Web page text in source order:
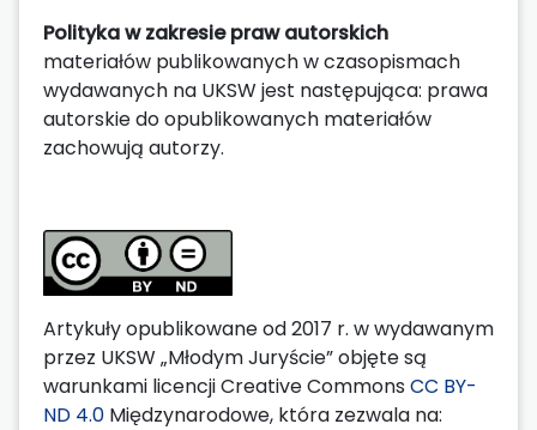
Polityka w zakresie praw autorskich
materiałów publikowanych w czasopismach
wydawanych na UKSW jest następująca: prawa
autorskie do opublikowanych materiałów
zachowują autorzy.
Artykuły opublikowane od 2017 r. w wydawanym
przez UKSW „Młodym Juryście” objęte są
warunkami licencji Creative Commons CC BY-
ND 4.0 Międzynarodowe, która zezwala na: